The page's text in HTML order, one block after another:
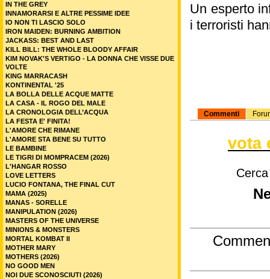
Un esperto
i terroristi
Commenti
vota
IN THE GREY
INNAMORARSI E ALTRE PESSIME IDEE
IO NON TI LASCIO SOLO
IRON MAIDEN: BURNING AMBITION
JACKASS: BEST AND LAST
KILL BILL: THE WHOLE BLOODY AFFAIR
KIM NOVAK'S VERTIGO - LA DONNA CHE VISSE DUE
VOLTE
KING MARRACASH
KONTINENTAL '25
LA BOLLA DELLE ACQUE MATTE
LA CASA - IL ROGO DEL MALE
LA CRONOLOGIA DELL’ACQUA
LA FESTA E' FINITA!
L'AMORE CHE RIMANE
L'AMORE STA BENE SU TUTTO
LE BAMBINE
LE TIGRI DI MOMPRACEM (2026)
L'HANGAR ROSSO
LOVE LETTERS
LUCIO FONTANA, THE FINAL CUT
MAMA (2025)
MANAS - SORELLE
MANIPULATION (2026)
MASTERS OF THE UNIVERSE
MINIONS & MONSTERS
MORTAL KOMBAT II
MOTHER MARY
MOTHERS (2026)
NO GOOD MEN
NOI DUE SCONOSCIUTI (2026)